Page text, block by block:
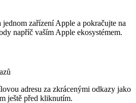
zařízení Apple a pokračujte na
napříč vaším Apple ekosystémem.
adresu za zkrácenými odkazy jako
ještě před kliknutím.